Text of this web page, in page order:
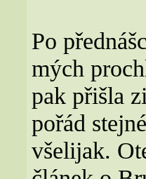
Po
mých
pak přišla
pořád
všelijak.